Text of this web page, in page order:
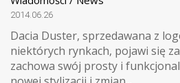
2014.06.26
Dacia Duster, sprzedawana z
niektórych rynkach, pojawi się
zachowa swój prosty i